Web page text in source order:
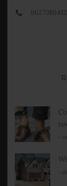
0627380412